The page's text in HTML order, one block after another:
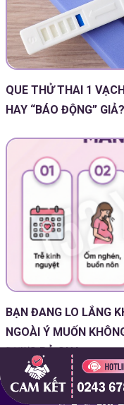
QUE THỬ THAI 1
HAY “BÁO ĐỘNG” GIẢ?
BẠN ĐANG LO LẮNG
NGOÀI Ý MUỐN
ĐƯỢC BỎ QUA